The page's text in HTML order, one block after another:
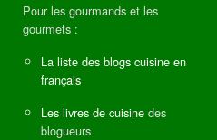
Pour les gourmands et les
gourmets :
La liste des blogs cuisine en
français
Les livres de cuisine des
blogueurs